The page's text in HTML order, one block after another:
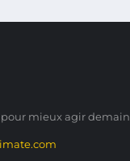
mieux agir demain